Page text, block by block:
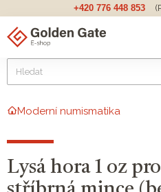
+420 776 448 853
Moderní numismatika
Lysá hora 1 oz